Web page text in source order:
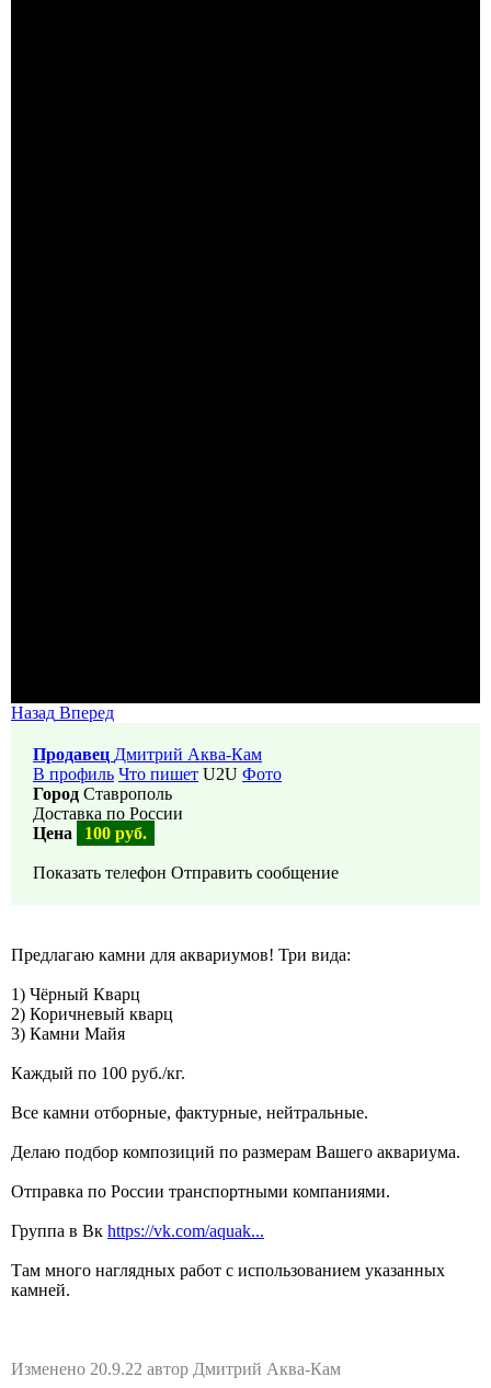
Назад Вперед
Продавец Дмитрий Аква-Кам
В профиль Что пишет U2U Фото
Город Ставрополь
Доставка по России
Цена
100 руб.
Показать телефон Отправить сообщение
Предлагаю камни для аквариумов! Три вида:
1) Чёрный Кварц
2) Коричневый кварц
3) Камни Майя
Каждый по 100 руб./кг.
Все камни отборные, фактурные, нейтральные.
Делаю подбор композиций по размерам Вашего аквариума.
Отправка по России транспортными компаниями.
Группа в Вк https://vk.com/aquak...
Там много наглядных работ с использованием указанных
камней.
Изменено 20.9.22 автор Дмитрий Аква-Кам